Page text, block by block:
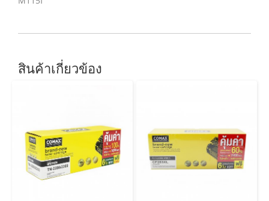
สินค้าเกี่ยวข้อง